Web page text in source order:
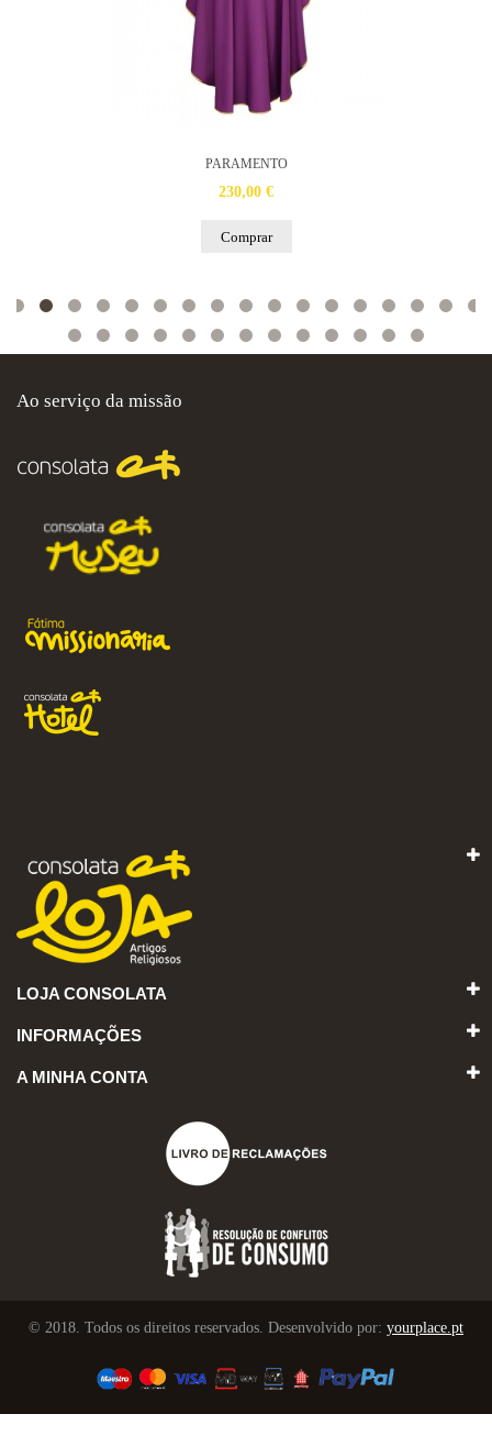
PARAMENTO
230,00 €
Comprar
Ao serviço da missão
LOJA CONSOLATA
INFORMAÇÕES
A MINHA CONTA
© 2018. Todos os direitos reservados. Desenvolvido por: yourplace.pt